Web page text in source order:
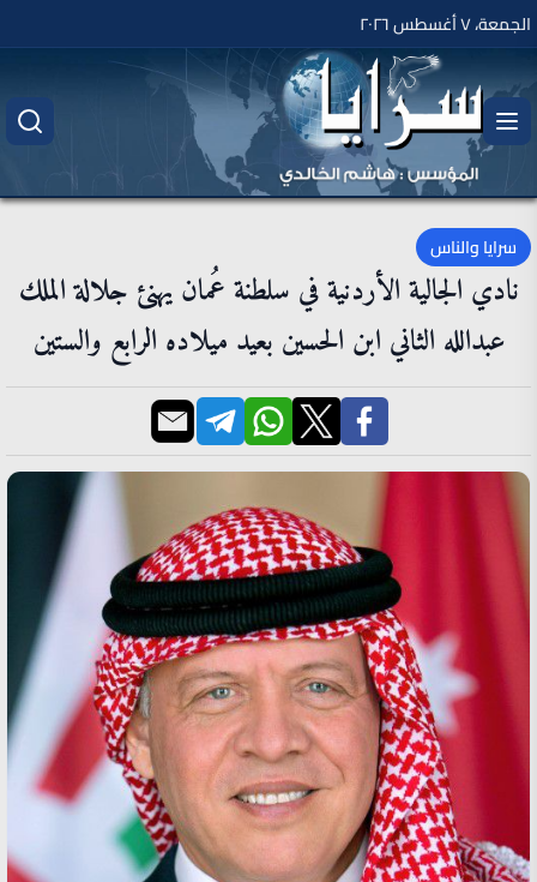
الجمعة، ٧ أغسطس ٢٠٢٦
سرايا والناس
نادي الجالية الأردنية في سلطنة عُمان يهنئ جلالة الملك
عبدالله الثاني ابن الحسين بعيد ميلاده الرابع والستين